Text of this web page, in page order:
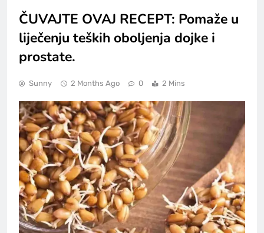
ČUVAJTE OVAJ RECEPT: Pomaže u
liječenju teških oboljenja dojke i
prostate.
Sunny 2 Months Ago 0 2 Mins